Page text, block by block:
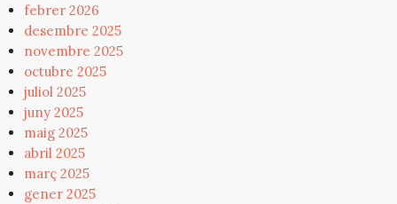
febrer 2026
desembre 2025
novembre 2025
octubre 2025
juliol 2025
juny 2025
maig 2025
abril 2025
març 2025
gener 2025